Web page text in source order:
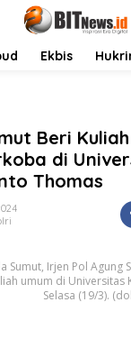
Ekbis
Beri
di
Thomas
Sumut, Irjen Pol Agung
umum di Universitas
Selasa (19/3).